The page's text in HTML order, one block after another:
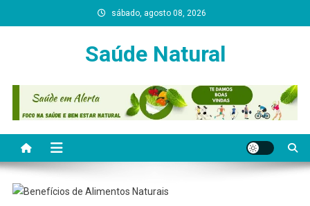
to
sábado, agosto 08, 2026
Saúde Natural